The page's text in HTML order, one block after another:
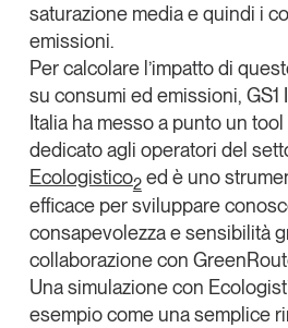
saturazione media e quindi i
emissioni.
Per calcolare l’impatto di
su consumi ed emissioni, GS1
Italia ha messo a punto un tool
dedicato agli operatori del
Ecologistico2ed è uno
efficace per sviluppare
consapevolezza e sensibilità
collaborazione con
Una simulazione con
esempio come una semplice